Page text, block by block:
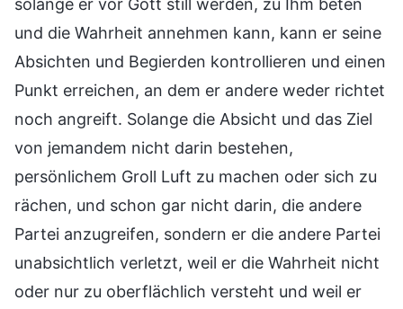
und die Wahrheit annehmen kann, kann er seine
Absichten und Begierden kontrollieren und einen
Punkt erreichen, an dem er andere weder richtet
noch angreift. Solange die Absicht und das Ziel
von jemandem nicht darin bestehen,
persönlichem Groll Luft zu machen oder sich zu
rächen, und schon gar nicht darin, die andere
Partei anzugreifen, sondern er die andere Partei
unabsichtlich verletzt, weil er die Wahrheit nicht
oder nur zu oberflächlich versteht und weil er